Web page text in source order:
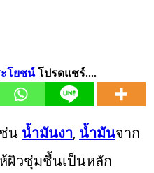
โยชน์โปรดแชร์....
นน้ำมันงา,น้ำมันจาก
ผิวชุ่มชื้นเป็นหลัก